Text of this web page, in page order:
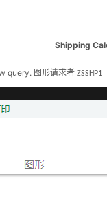
Shipping
query. 图形请求者 ZSSHP1